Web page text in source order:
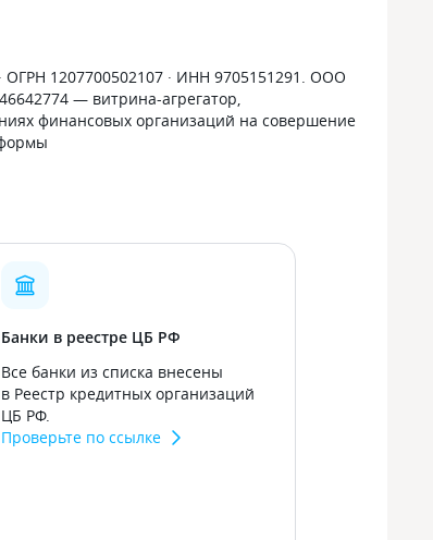
1207700502107 · ИНН 9705151291. ООО
— витрина-агрегатор,
финансовых организаций на совершение
Банки в реестре ЦБ РФ
Все банки из списка внесены
в Реестр кредитных организаций
ЦБ РФ.
Проверьте по ссылке